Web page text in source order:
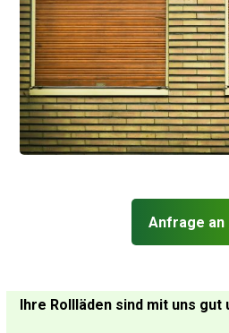
Anfrage an
Ihre Rollläden sind mit uns